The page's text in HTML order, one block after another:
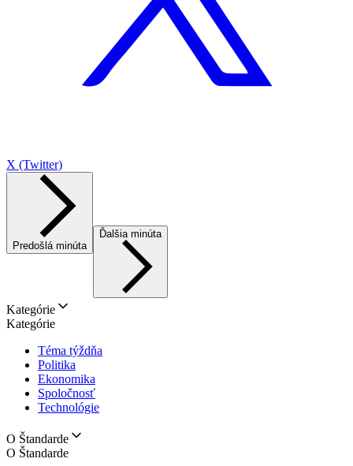
X (Twitter)
Predošlá minúta
Ďalšia minúta
Kategórie
Kategórie
Téma týždňa
Politika
Ekonomika
Spoločnosť
Technológie
O Štandarde
O Štandarde